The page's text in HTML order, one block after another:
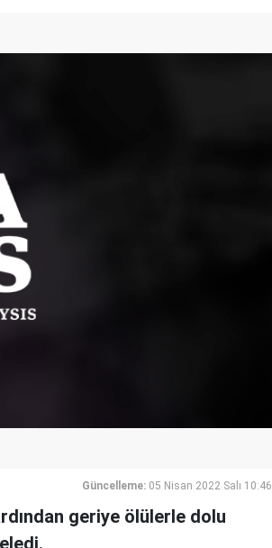
Güncelleme: 05 Nisan 2022 Salı 10:46
geriye ölülerle dolu